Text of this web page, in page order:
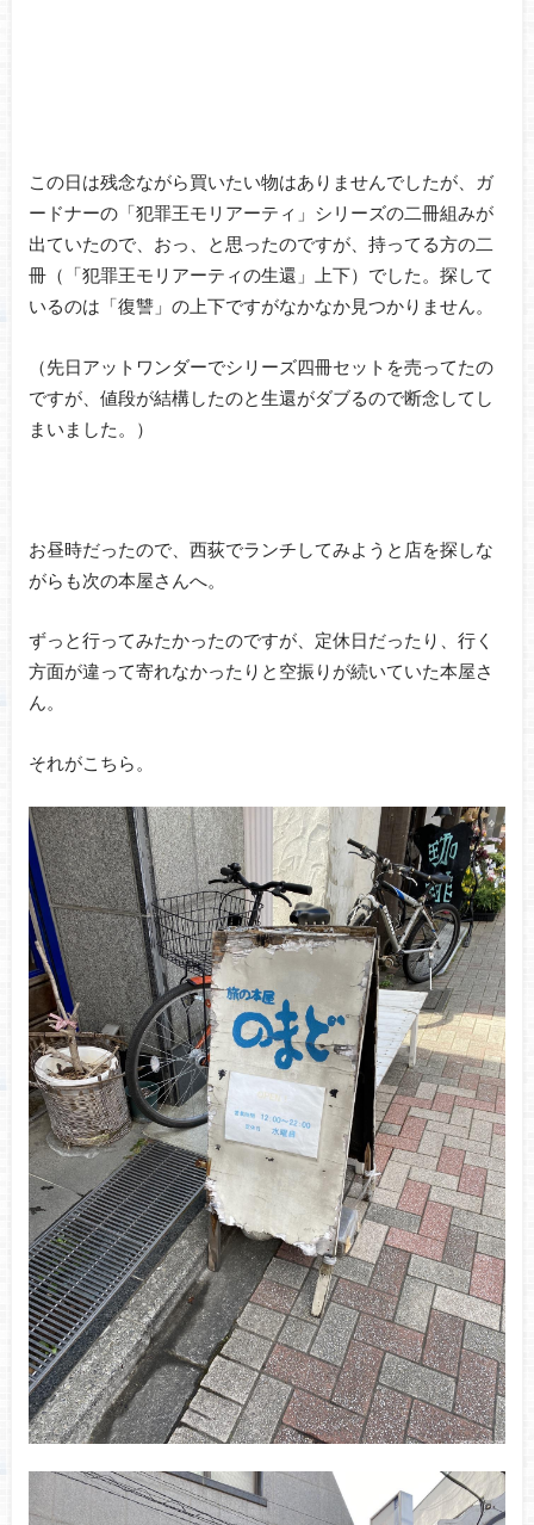
この日は残念ながら買いたい物はありませんでしたが、ガ
ードナーの「犯罪王モリアーティ」シリーズの二冊組みが
出ていたので、おっ、と思ったのですが、持ってる方の二
冊（「犯罪王モリアーティの生還」上下）でした。探して
いるのは「復讐」の上下ですがなかなか見つかりません。
（先日アットワンダーでシリーズ四冊セットを売ってたの
ですが、値段が結構したのと生還がダブるので断念してし
まいました。）
お昼時だったので、西荻でランチしてみようと店を探しな
がらも次の本屋さんへ。
ずっと行ってみたかったのですが、定休日だったり、行く
方面が違って寄れなかったりと空振りが続いていた本屋さ
ん。
それがこちら。